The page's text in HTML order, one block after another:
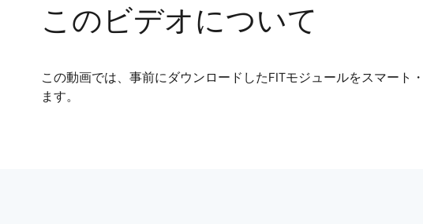
このビデオについて
この動画では、事前にダウンロードしたFITモジュールをスマート
ます。